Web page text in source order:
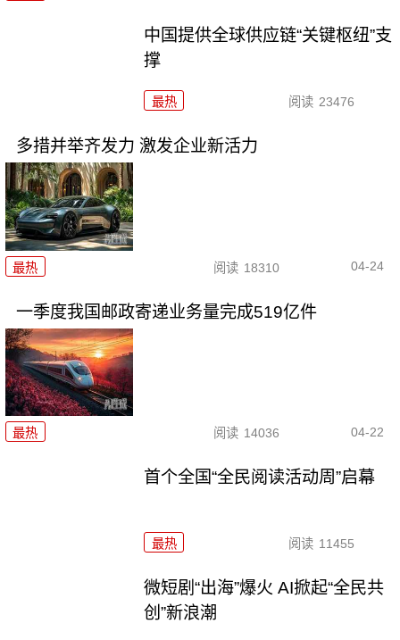
中国提供全球供应链“关键枢纽”支
撑
最热 阅读 23476
多措并举齐发力 激发企业新活力
最热 阅读 18310 04-24
一季度我国邮政寄递业务量完成519亿件
最热 阅读 14036 04-22
首个全国“全民阅读活动周”启幕
最热 阅读 11455
微短剧“出海”爆火 AI掀起“全民共
创”新浪潮